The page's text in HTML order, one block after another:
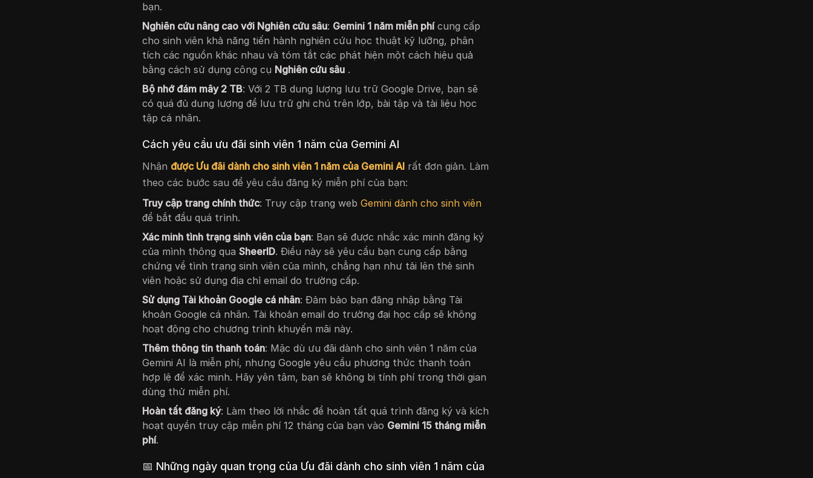
bạn.
Nghiên cứu nâng cao với Nghiên cứu sâu: Gemini 1 năm miễn phícung cấp
cho sinh viên khả năng tiến hành nghiên cứu học thuật kỹ lưỡng, phân
tích các nguồn khác nhau và tóm tắt các phát hiện một cách hiệu quả
bằng cách sử dụng công cụ Nghiên cứu sâu .
Bộ nhớ đám mây 2 TB: Với 2 TB dung lượng lưu trữ Google Drive, bạn sẽ
có quá đủ dung lượng để lưu trữ ghi chú trên lớp, bài tập và tài liệu học
tập cá nhân.
Cách yêu cầu ưu đãi sinh viên 1 năm của Gemini AI
Nhận được Ưu đãi dành cho sinh viên 1 năm của Gemini AI rất đơn giản. Làm
theo các bước sau để yêu cầu đăng ký miễn phí của bạn:
Truy cập trang chính thức: Truy cập trang web Gemini dành cho sinh viên
để bắt đầu quá trình.
Xác minh tình trạng sinh viên của bạn: Bạn sẽ được nhắc xác minh đăng ký
của mình thông quaSheerID. Điều này sẽ yêu cầu bạn cung cấp bằng
chứng về tình trạng sinh viên của mình, chẳng hạn như tải lên thẻ sinh
viên hoặc sử dụng địa chỉ email do trường cấp.
Sử dụng Tài khoản Google cá nhân: Đảm bảo bạn đăng nhập bằng Tài
khoản Google cá nhân. Tài khoản email do trường đại học cấp sẽ không
hoạt động cho chương trình khuyến mãi này.
Thêm thông tin thanh toán: Mặc dù ưu đãi dành cho sinh viên 1 năm của
Gemini AI là miễn phí, nhưng Google yêu cầu phương thức thanh toán
hợp lệ để xác minh. Hãy yên tâm, bạn sẽ không bị tính phí trong thời gian
dùng thử miễn phí.
Hoàn tất đăng ký: Làm theo lời nhắc để hoàn tất quá trình đăng ký và kích
hoạt quyền truy cập miễn phí 12 tháng của bạn vào Gemini 15 tháng miễn
phí.
📅 Những ngày quan trọng của Ưu đãi dành cho sinh viên 1 năm của